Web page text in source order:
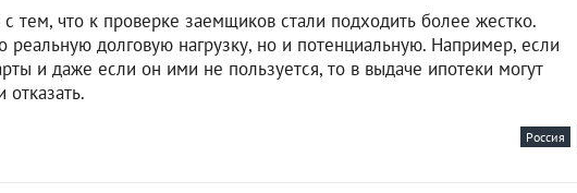
тем, что к проверке заемщиков стали подходить более жестко.
реальную долговую нагрузку, но и потенциальную. Например, если
и даже если он ими не пользуется, то в выдаче ипотеки могут
Россия